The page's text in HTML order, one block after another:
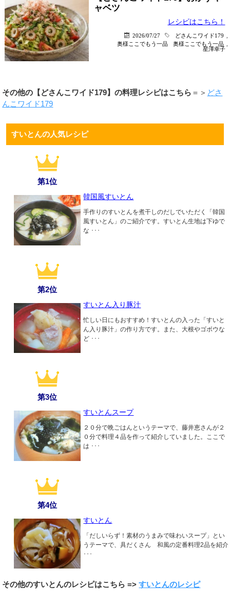
ャベツ
レシピはこちら！
2026/07/27 どさんこワイド179
奥様ここでもう一品
奥様ここでもう一品
星澤幸子
その他の【どさんこワイド179】の料理レシピはこちら ＝＞ どさ
んこワイド179
すいとんの人気レシピ
第1位
韓国風すいとん
手作りのすいとんを煮干しのだしでいただく「韓国
風すいとん」のご紹介です。すいとん生地は下ゆで
な ･･･
第2位
すいとん入り豚汁
忙しい日にもおすすめ！すいとんの入った「すいと
ん入り豚汁」の作り方です。また、大根やゴボウな
ど ･･･
第3位
すいとんスープ
２０分で晩ごはんというテーマで、藤井恵さんが２
０分で料理４品を作って紹介していました。ここで
は ･･･
第4位
すいとん
「だしいらず！素材のうまみで味わいスープ」とい
うテーマで、具だくさん 和風の定番料理2品を紹介
･･･
その他のすいとんのレシピはこちら =>すいとんのレシピ